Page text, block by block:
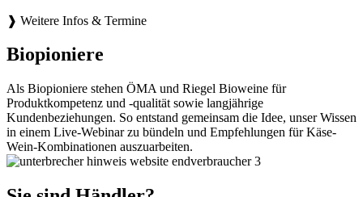
❱ Weitere Infos & Termine
Biopioniere
Als Biopioniere stehen ÖMA und Riegel Bioweine für
Produktkompetenz und -qualität sowie langjährige
Kundenbeziehungen. So entstand gemeinsam die Idee, unser Wissen
in einem Live-Webinar zu bündeln und Empfehlungen für Käse-
Wein-Kombinationen auszuarbeiten.